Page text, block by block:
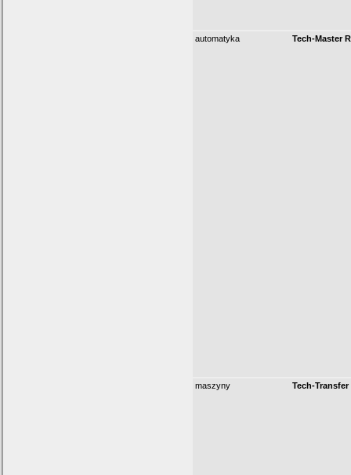
automatyka Tech-Master
maszyny Tech-Transfer